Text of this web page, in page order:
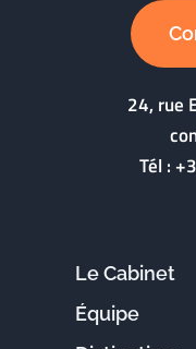
24, rue
Tél :
Le Cabinet
Équipe